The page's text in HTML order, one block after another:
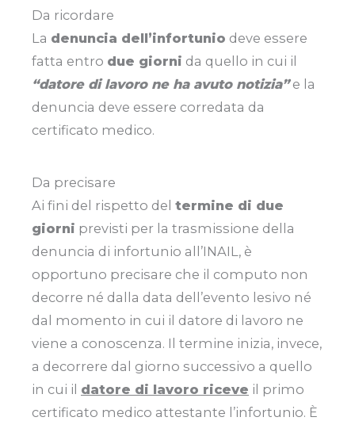
Da ricordare
La denuncia dell’infortunio deve essere
fatta entro due giorni da quello in cui il
“datore di lavoro ne ha avuto notizia”e la
denuncia deve essere corredata da
certificato medico.
Da precisare
Ai fini del rispetto del termine di due
giorni previsti per la trasmissione della
denuncia di infortunio all’INAIL, è
opportuno precisare che il computo non
decorre né dalla data dell’evento lesivo né
dal momento in cui il datore di lavoro ne
viene a conoscenza. Il termine inizia, invece,
a decorrere dal giorno successivo a quello
in cui il datore di lavoro riceve il primo
certificato medico attestante l’infortunio. È